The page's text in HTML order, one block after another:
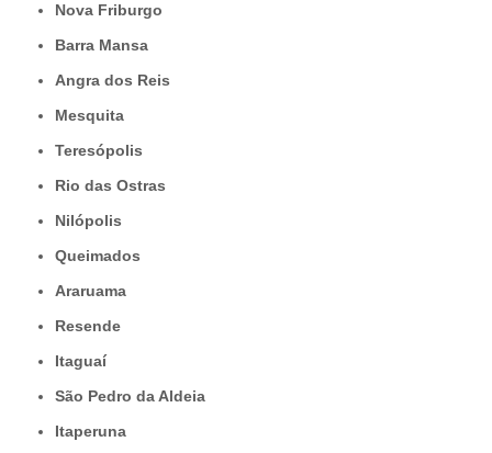
Nova Friburgo
Barra Mansa
Angra dos Reis
Mesquita
Teresópolis
Rio das Ostras
Nilópolis
Queimados
Araruama
Resende
Itaguaí
São Pedro da Aldeia
Itaperuna